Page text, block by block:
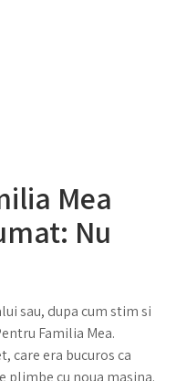
Mea
Nu
sau, dupa cum stim si
Familia Mea.
care era bucuros ca
plimbe cu noua masina.